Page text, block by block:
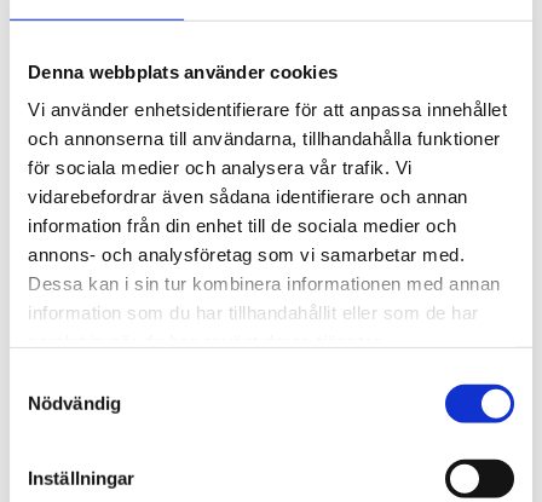
Denna webbplats använder cookies
Vi använder enhetsidentifierare för att anpassa innehållet
och annonserna till användarna, tillhandahålla funktioner
för sociala medier och analysera vår trafik. Vi
vidarebefordrar även sådana identifierare och annan
information från din enhet till de sociala medier och
annons- och analysföretag som vi samarbetar med.
Dessa kan i sin tur kombinera informationen med annan
information som du har tillhandahållit eller som de har
Nödvändig
Inställningar
Teknik
Vård och omsorg
Introduktionsprogram
Programinriktat val
Språkintroduktion
Yrkesintroduktion
Individuellt alternativ
Anpassad gymnasieskola
Individuella programmet
Handel och service
Fastighet och byggnation
Hur väljer jag program?
Fem skäl att välja Vägga gymnasieskola!